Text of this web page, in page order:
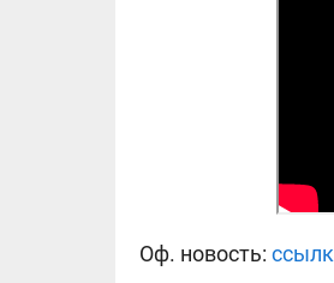
Оф. новость: